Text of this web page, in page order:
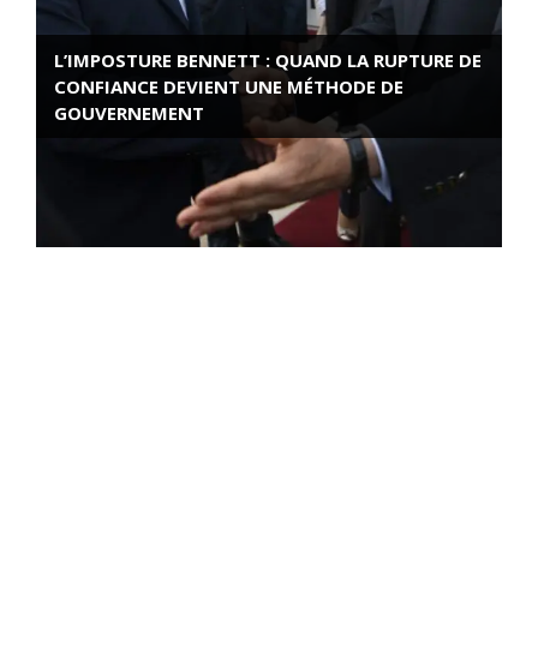
L’IMPOSTURE BENNETT : QUAND LA RUPTURE DE
CONFIANCE DEVIENT UNE MÉTHODE DE
GOUVERNEMENT
ROSE VALLAND, HEROÏNE DE LA RESISTANCE